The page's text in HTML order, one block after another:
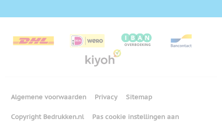
Algemene voorwaarden Privacy Sitemap
Copyright Bedrukken.nl Pas cookie instellingen aan